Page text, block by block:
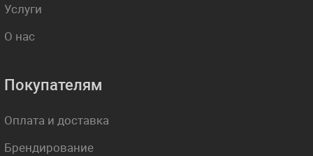
Услуги
О нас
Покупателям
Оплата и доставка
Брендирование